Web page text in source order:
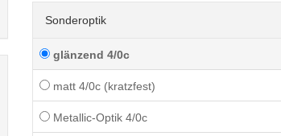
Sonderoptik
glänzend 4/0c
matt 4/0c (kratzfest)
Metallic-Optik 4/0c